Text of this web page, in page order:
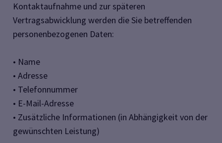
Kontaktaufnahme und zur späteren
Vertragsabwicklung werden die Sie betreffenden
personenbezogenen Daten:
• Name
• Adresse
• Telefonnummer
• E-Mail-Adresse
• Zusätzliche Informationen (in Abhängigkeit von der
gewünschten Leistung)